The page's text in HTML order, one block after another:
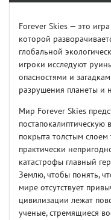
Forever Skies — это
которой
глобальной
игроки исследуют
опасностями и
разрушения планеты и
Мир Forever Skies
постапокалиптическую
покрыта толстым
практически
катастрофы главный
Землю, чтобы понять,
мире отсутствует
цивилизации лежат
ученые, стремящиеся